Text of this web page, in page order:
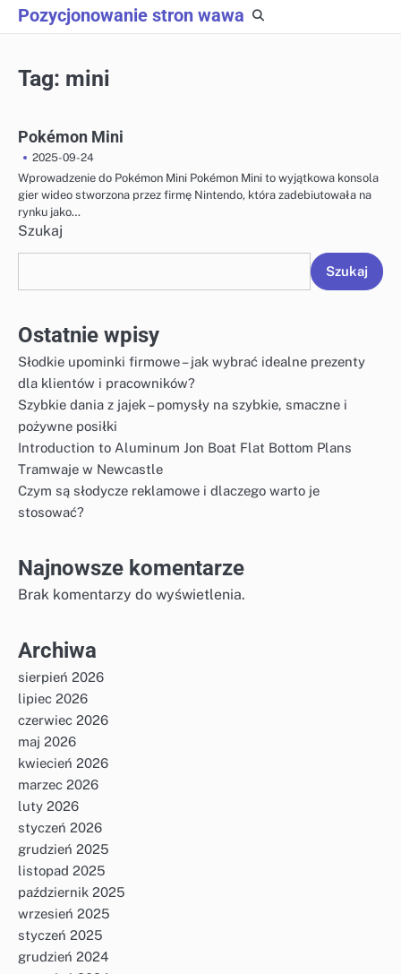
Skip
to
Pozycjonowanie stron wawa
Tag: mini
Pokémon Mini
2025-09-24
Wprowadzenie do Pokémon Mini Pokémon Mini to wyjątkowa konsola
gier wideo stworzona przez firmę Nintendo, która zadebiutowała na
rynku jako…
Szukaj
Szukaj
Ostatnie wpisy
Słodkie upominki firmowe – jak wybrać idealne prezenty
dla klientów i pracowników?
Szybkie dania z jajek – pomysły na szybkie, smaczne i
pożywne posiłki
Introduction to Aluminum Jon Boat Flat Bottom Plans
Tramwaje w Newcastle
Czym są słodycze reklamowe i dlaczego warto je
stosować?
Najnowsze komentarze
Brak komentarzy do wyświetlenia.
Archiwa
sierpień 2026
lipiec 2026
czerwiec 2026
maj 2026
kwiecień 2026
marzec 2026
luty 2026
styczeń 2026
grudzień 2025
listopad 2025
październik 2025
wrzesień 2025
styczeń 2025
grudzień 2024